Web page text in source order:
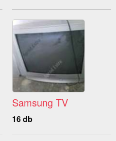
Samsung TV
16 db